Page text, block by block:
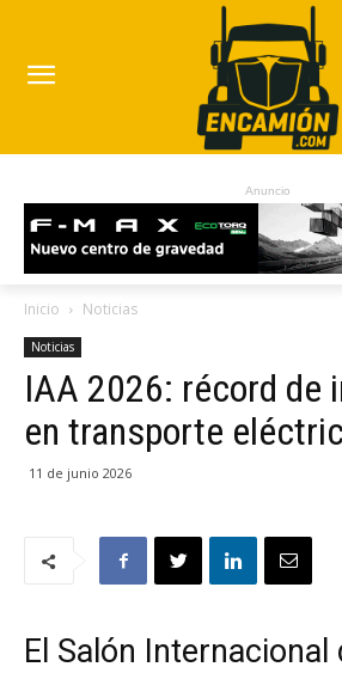
Anuncio
Inicio Noticias
Noticias
IAA 2026: récord de
en transporte
11 de junio 2026
El Salón Internacional